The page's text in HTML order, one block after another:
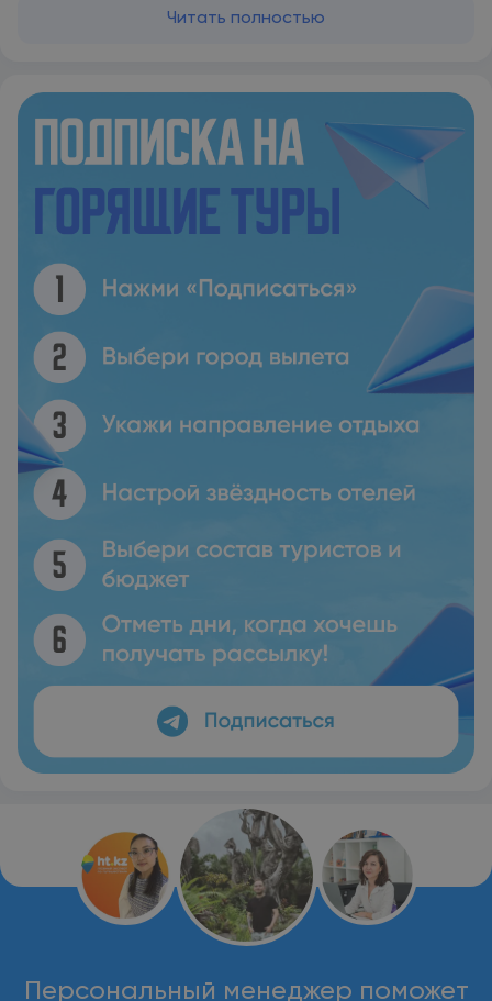
Insotel Cala Mandia с плиточным полом оснащены
с открытой кухней, работающий по системе «шведский
стол», пиццерию на свежем воздухе и бар у бассейна, где
можно заказать напитки и закуски. Гости отеля Cala Mandía
могут бесплатно воспользоваться горными велосипедами, а
также заняться различными видами водного спорта, такими
как дайвинг и виндсерфинг. Для взрослых и детей
проводятся разнообразные развлекательные мероприятия.
занимает 1 час.
Читать полностью
Персональный менеджер поможет